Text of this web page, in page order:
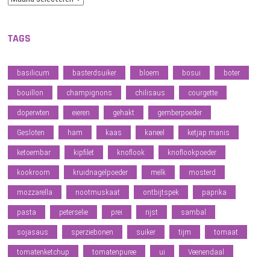
TAGS
basilicum basterdsuiker bloem bosui boter
bouillon champignons chilisaus courgette
doperwten eieren gehakt gemberpoeder
Gesloten ham kaas kaneel ketjap manis
ketoembar kipfilet knoflook knoflookpoeder
kookroom kruidnagelpoeder melk mosterd
mozzarella nootmuskaat ontbijtspek paprika
pasta peterselie prei rijst sambal
sojasaus sperziebonen suiker tijm tomaat
tomatenketchup tomatenpuree ui Veenendaal